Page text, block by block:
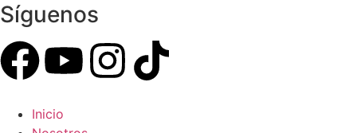
Síguenos
Inicio